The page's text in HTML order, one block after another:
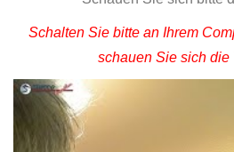
Schalten Sie bitte an Ihrem
schauen Sie sich die